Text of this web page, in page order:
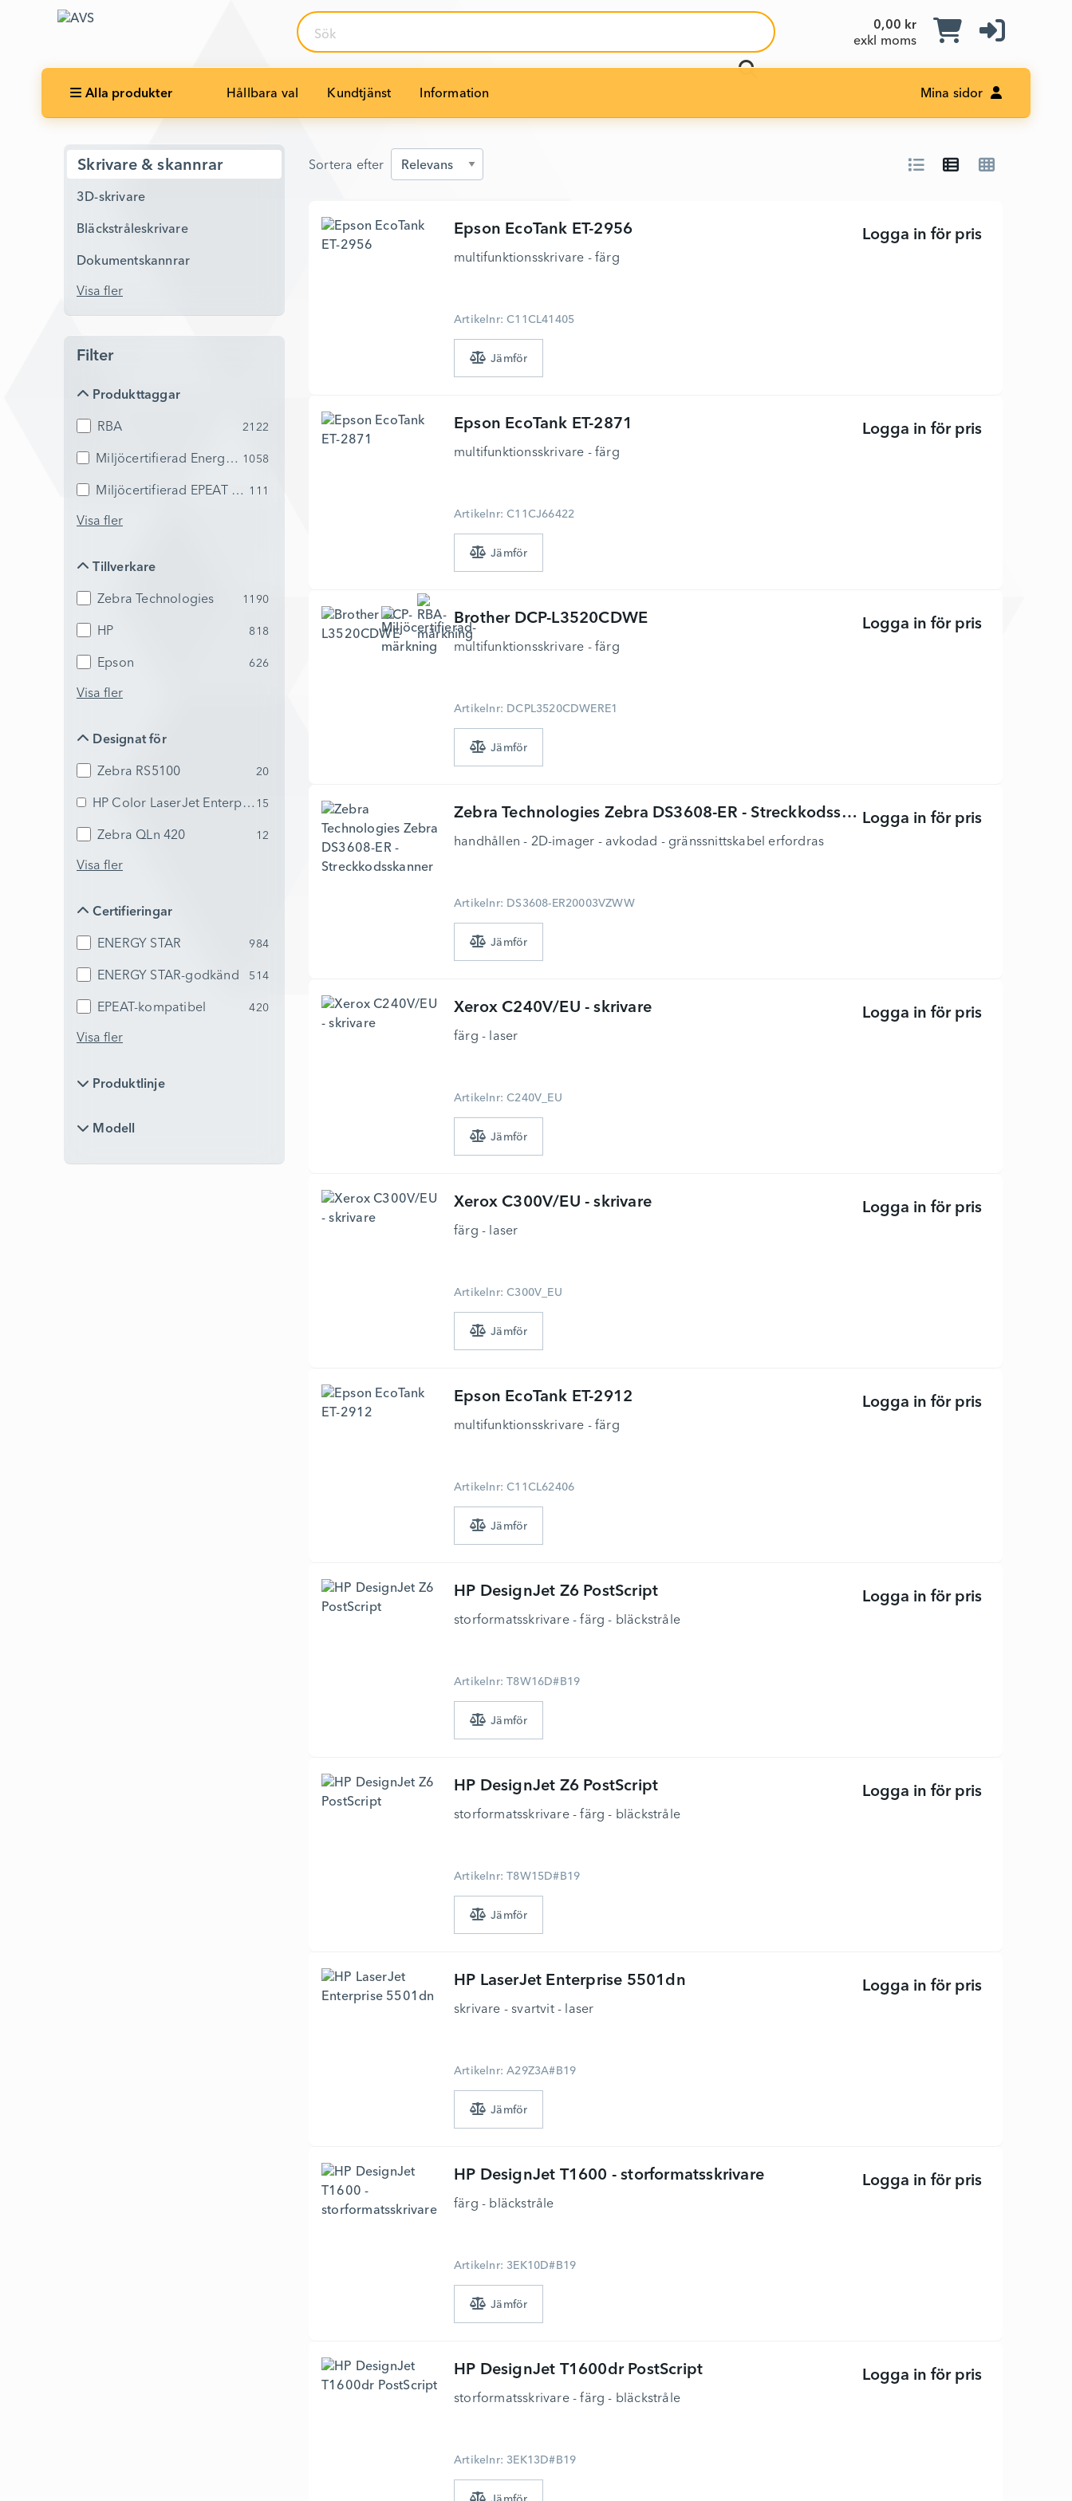
0,00 kr
exkl moms
Sök
Alla produkter Hållbara val Kundtjänst Information Mina sidor
Skrivare & skannrar
3D-skrivare
Bläckstråleskrivare
Dokumentskannrar
Visa fler
Filter
Produkttaggar
Produkttaggar
RBA 2122
Miljöcertifierad Energy Star
1058
Miljöcertifierad EPEAT Silver
111
Visa fler
Tillverkare
Tillverkare
Zebra Technologies 1190
HP 818
Epson 626
Visa fler
Designat för
Designat för
Zebra RS5100 20
HP Color LaserJet Enterprise MFP 6800dn
15
Zebra QLn 420 12
Visa fler
Certifieringar
Certifieringar
ENERGY STAR 984
ENERGY STAR-godkänd 514
EPEAT-kompatibel 420
Visa fler
Produktlinje
Produktlinje
Modell
Modell
Sortera efter
Sortera efter
Epson EcoTank ET-2956
multifunktionsskrivare - färg
Artikelnr: C11CL41405
Logga in för pris
Epson EcoTank ET-2871
multifunktionsskrivare - färg
Artikelnr: C11CJ66422
Logga in för pris
Brother DCP-L3520CDWE
multifunktionsskrivare - färg
Artikelnr: DCPL3520CDWERE1
Logga in för pris
Zebra Technologies Zebra DS3608-ER - Streckkodsskanner
handhållen - 2D-imager - avkodad - gränssnittskabel erfordras
Artikelnr: DS3608-ER20003VZWW
Logga in för pris
Xerox C240V/EU - skrivare
färg - laser
Artikelnr: C240V_EU
Logga in för pris
Xerox C300V/EU - skrivare
färg - laser
Artikelnr: C300V_EU
Logga in för pris
Epson EcoTank ET-2912
multifunktionsskrivare - färg
Artikelnr: C11CL62406
Logga in för pris
HP DesignJet Z6 PostScript
storformatsskrivare - färg - bläckstråle
Artikelnr: T8W16D#B19
Logga in för pris
HP DesignJet Z6 PostScript
storformatsskrivare - färg - bläckstråle
Artikelnr: T8W15D#B19
Logga in för pris
HP LaserJet Enterprise 5501dn
skrivare - svartvit - laser
Artikelnr: A29Z3A#B19
Logga in för pris
HP DesignJet T1600 - storformatsskrivare
färg - bläckstråle
Artikelnr: 3EK10D#B19
Logga in för pris
HP DesignJet T1600dr PostScript
storformatsskrivare - färg - bläckstråle
Artikelnr: 3EK13D#B19
Logga in för pris